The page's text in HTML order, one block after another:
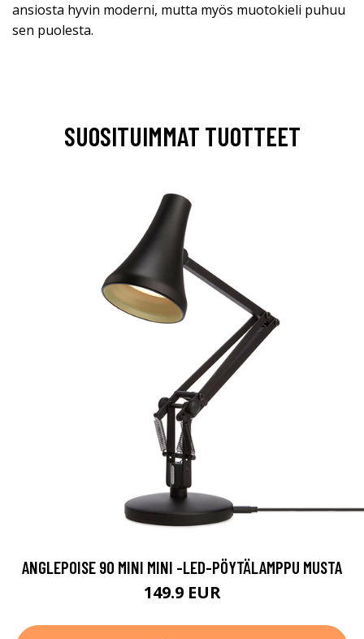
ansiosta hyvin moderni, mutta myös muotokieli puhuu
sen puolesta.
SUOSITUIMMAT TUOTTEET
ANGLEPOISE 90 MINI MINI -LED-PÖYTÄLAMPPU MUSTA
149.9 EUR